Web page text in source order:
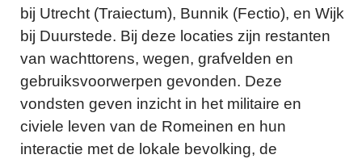
bij Utrecht (Traiectum), Bunnik (Fectio), en Wijk
bij Duurstede. Bij deze locaties zijn restanten
van wachttorens, wegen, grafvelden en
gebruiksvoorwerpen gevonden. Deze
vondsten geven inzicht in het militaire en
civiele leven van de Romeinen en hun
interactie met de lokale bevolking, de